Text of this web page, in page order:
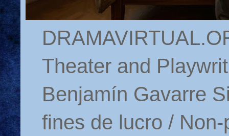
Theater and
Benjamín Gavarre
fines de lucro /